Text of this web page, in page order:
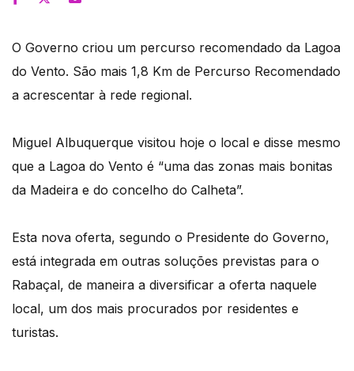
O Governo criou um percurso recomendado da Lagoa
do Vento. São mais 1,8 Km de Percurso Recomendado
a acrescentar à rede regional.
Miguel Albuquerque visitou hoje o local e disse mesmo
que a Lagoa do Vento é “uma das zonas mais bonitas
da Madeira e do concelho do Calheta”.
Esta nova oferta, segundo o Presidente do Governo,
está integrada em outras soluções previstas para o
Rabaçal, de maneira a diversificar a oferta naquele
local, um dos mais procurados por residentes e
turistas.